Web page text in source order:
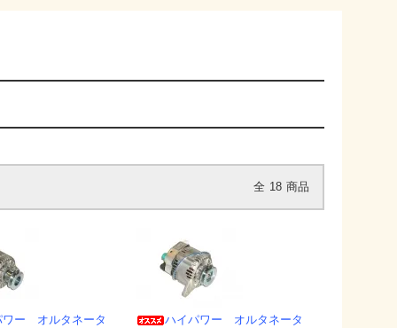
全 18 商品
ワー オルタネータ
ハイパワー オルタネータ